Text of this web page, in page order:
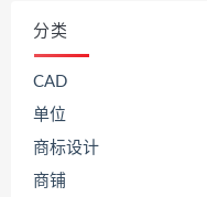
分类
CAD
单位
商标设计
商铺